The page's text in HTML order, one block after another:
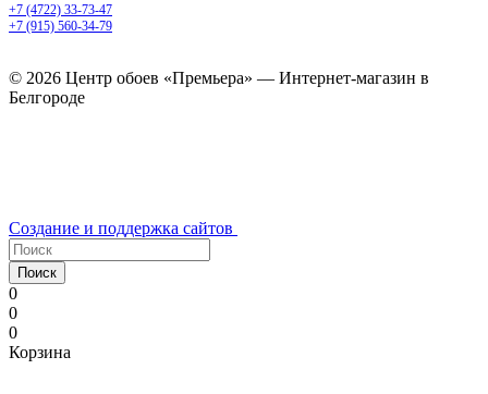
+7 (4722) 33-73-47
+7 (915) 560-34-79
© 2026 Центр обоев «Премьера» — Интернет-магазин в
Белгороде
Создание и поддержка сайтов
Поиск
0
0
0
Корзина